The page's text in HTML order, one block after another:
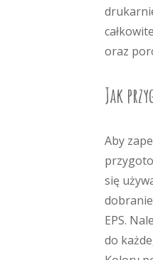
oraz
Jak
Aby
się
EPS.
do